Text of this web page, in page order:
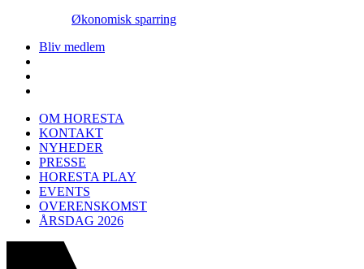
Økonomisk sparring
Bliv medlem
OM HORESTA
KONTAKT
NYHEDER
PRESSE
HORESTA PLAY
EVENTS
OVERENSKOMST
ÅRSDAG 2026